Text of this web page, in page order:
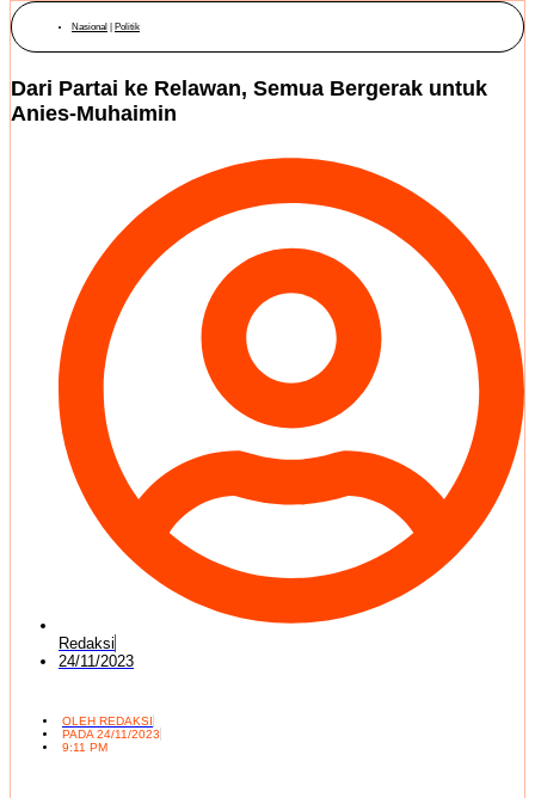
Nasional Politik
Dari Partai ke Relawan, Semua Bergerak untuk
Anies-Muhaimin
Redaksi
24/11/2023
OLEH REDAKSI
PADA24/11/2023
9:11 PM